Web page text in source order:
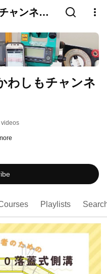
ャンネ
わしもチャンネ
Playlists